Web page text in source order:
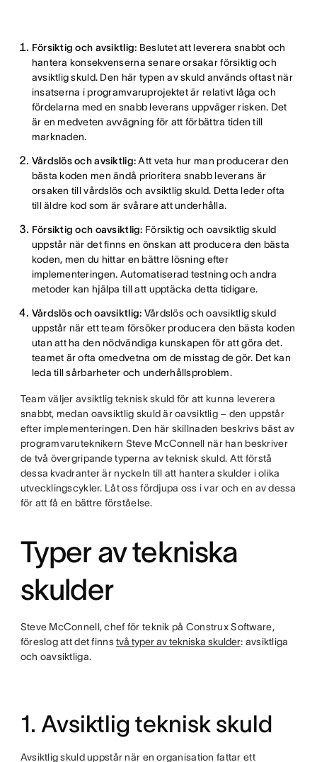
Försiktig och avsiktlig: Beslutet att leverera snabbt och
hantera konsekvenserna senare orsakar försiktig och
avsiktlig skuld. Den här typen av skuld används oftast när
insatserna i programvaruprojektet är relativt låga och
fördelarna med en snabb leverans uppväger risken. Det
är en medveten avvägning för att förbättra tiden till
marknaden.
Vårdslös och avsiktlig:Att veta hur man producerar den
bästa koden men ändå prioritera snabb leverans är
orsaken till vårdslös och avsiktlig skuld. Detta leder ofta
till äldre kod som är svårare att underhålla.
Försiktig och oavsiktlig: Försiktig och oavsiktlig skuld
uppstår när det finns en önskan att producera den bästa
koden, men du hittar en bättre lösning efter
implementeringen. Automatiserad testning och andra
metoder kan hjälpa till att upptäcka detta tidigare.
Vårdslös och oavsiktlig: Vårdslös och oavsiktlig skuld
uppstår när ett team försöker producera den bästa koden
utan att ha den nödvändiga kunskapen för att göra det.
teamet är ofta omedvetna om de misstag de gör. Det kan
leda till sårbarheter och underhållsproblem.
Team väljer avsiktlig teknisk skuld för att kunna leverera
snabbt, medan oavsiktlig skuld är oavsiktlig – den uppstår
efter implementeringen. Den här skillnaden beskrivs bäst av
programvaruteknikern Steve McConnell när han beskriver
de två övergripande typerna av teknisk skuld. Att förstå
dessa kvadranter är nyckeln till att hantera skulder i olika
utvecklingscykler. Låt oss fördjupa oss i var och en av dessa
för att få en bättre förståelse.
Typer av tekniska
skulder
Steve McConnell, chef för teknik på Construx Software,
föreslog att det finnstvå typer av tekniska skulder: avsiktliga
och oavsiktliga.
1. Avsiktlig teknisk skuld
Avsiktlig skuld uppstår när en organisation fattar ett